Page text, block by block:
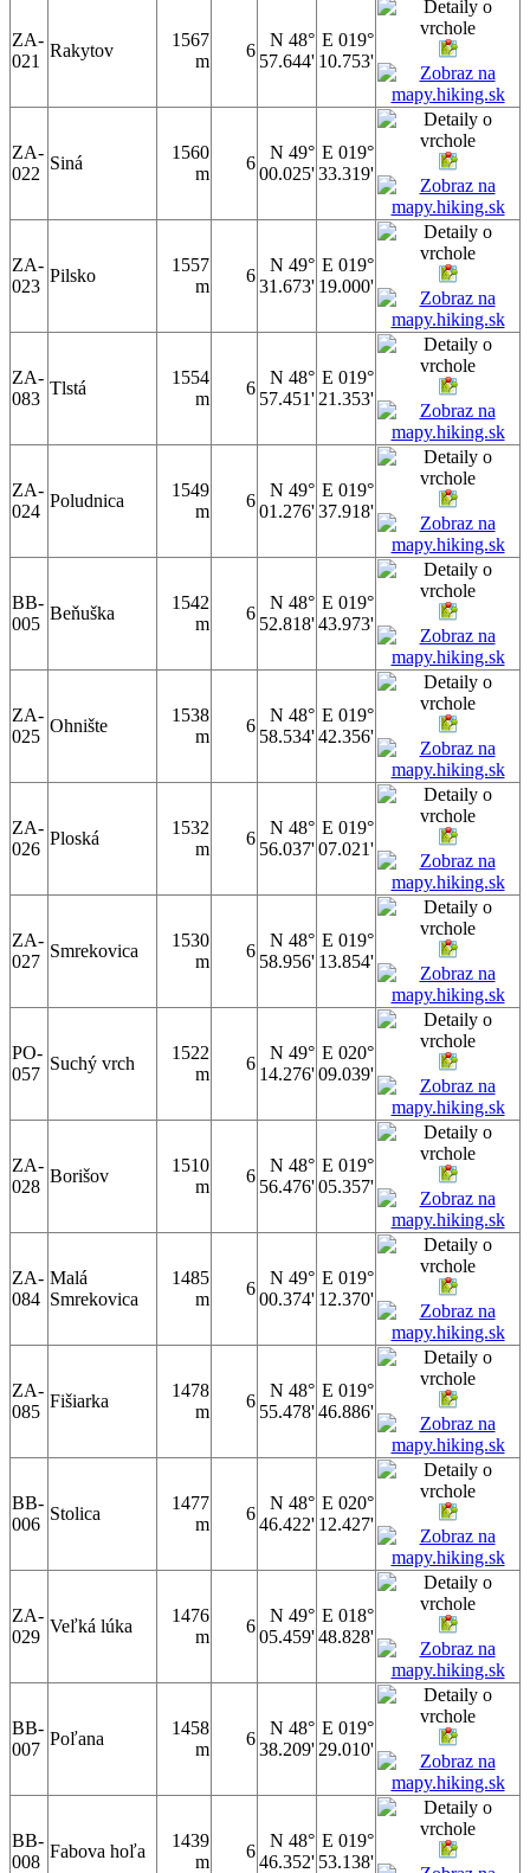
ZA-
021
Rakytov
1567
m
6
N 48°
57.644'
E 019°
10.753'
ZA-
022
Siná
1560
m
6
N 49°
00.025'
E 019°
33.319'
ZA-
023
Pilsko
1557
m
6
N 49°
31.673'
E 019°
19.000'
ZA-
083
Tlstá
1554
m
6
N 48°
57.451'
E 019°
21.353'
ZA-
024
Poludnica
1549
m
6
N 49°
01.276'
E 019°
37.918'
BB-
005
Beňuška
1542
m
6
N 48°
52.818'
E 019°
43.973'
ZA-
025
Ohnište
1538
m
6
N 48°
58.534'
E 019°
42.356'
ZA-
026
Ploská
1532
m
6
N 48°
56.037'
E 019°
07.021'
ZA-
027
Smrekovica
1530
m
6
N 48°
58.956'
E 019°
13.854'
PO-
057
Suchý vrch
1522
m
6
N 49°
14.276'
E 020°
09.039'
ZA-
028
Borišov
1510
m
6
N 48°
56.476'
E 019°
05.357'
ZA-
084
Malá
Smrekovica
1485
m
6
N 49°
00.374'
E 019°
12.370'
ZA-
085
Fišiarka
1478
m
6
N 48°
55.478'
E 019°
46.886'
BB-
006
Stolica
1477
m
6
N 48°
46.422'
E 020°
12.427'
ZA-
029
Veľká lúka
1476
m
6
N 49°
05.459'
E 018°
48.828'
BB-
007
Poľana
1458
m
6
N 48°
38.209'
E 019°
29.010'
BB-
008
Fabova hoľa
1439
m
6
N 48°
46.352'
E 019°
53.138'